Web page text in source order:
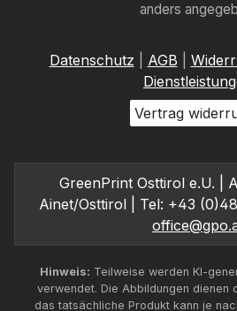
anders
Datenschutz AGB
Vertrag
GreenPrint Osttirol e.U. |
Ainet/Osttirol | Tel: +43
Hinweis: Teilweise werden KI-
verwendet. Die Abbildungen dienen
das tatsächliche Produkt kann je